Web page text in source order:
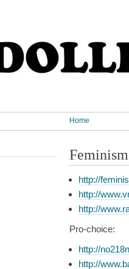
Home
http://
http://
http://
Pro-choice:
http://
http://